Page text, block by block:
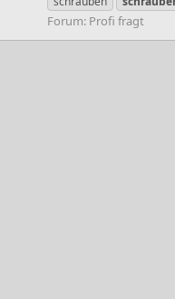
Forum: Profi fragt